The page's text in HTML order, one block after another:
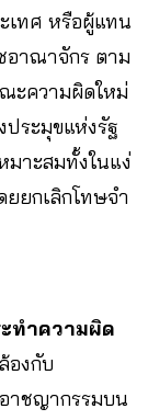
เทศ หรือผู้แทน
อาณาจักร ตาม
ะความผิดใหม่
ระมุขแห่งรัฐ
มาะสมทั้งในแง่
ยกเลิกโทษจำ
ทำความผิด
องกับ
าชญากรรมบน